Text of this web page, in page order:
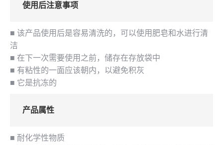
使用后注意事项
■ 该产品使用后是容易清洗的，可以使用肥皂和水进行清
洁
■ 在下一次需要使用之前，储存在存放袋中
■ 有粘性的一面应该朝内，以避免积灰
■ 它是抗冻的
产品属性
■ 耐化学性物质